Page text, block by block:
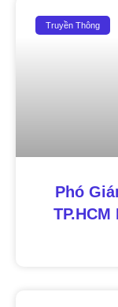
Truyền Thông
Phó